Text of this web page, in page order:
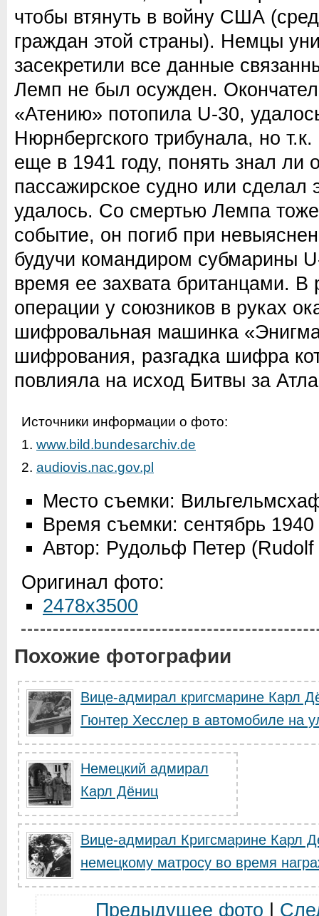
чтобы втянуть в войну США
граждан этой страны). Немцы
засекретили все данные
Лемп не был осужден.
«Атению» потопила U-30,
Нюрнбергского трибунала, но
еще в 1941 году, понять знал ли
пассажирское судно или сделал
удалось. Со смертью Лемпа
событие, он погиб при
будучи командиром субмарины
время ее захвата британцами. В
операции у союзников в руках
шифровальная машинка
шифрования, разгадка шифра
повлияла на исход Битвы за
Источники информации о фото:
1. www.bild.bundesarchiv.de
2. audiovis.nac.gov.pl
Место съемки:
Время съемки: сентябрь 1940
Автор: Рудольф Петер (Rudolf
Оригинал фото:
2478x3500
Похожие фотографии
Вице-адмирал кригсмарине Карл
Гюнтер Хесслер в автомобиле на
Немецкий адмирал
Карл Дёниц
Вице-адмирал Кригсмарине Карл
немецкому матросу во время
Предыдущее фото